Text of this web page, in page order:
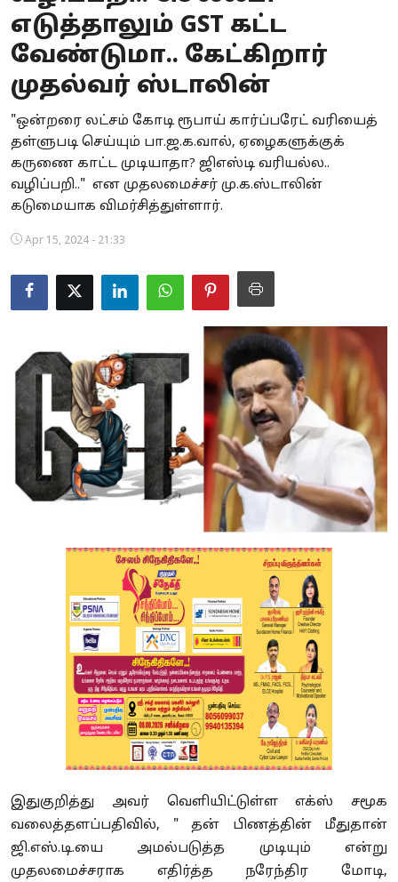
Business
Crime
National
World
Weather
எடுத்தாலும் GST கட்ட
வேண்டுமா.. கேட்கிறார்
முதல்வர் ஸ்டாலின்
"ஒன்றரை லட்சம் கோடி ரூபாய் கார்ப்பரேட் வரியைத்
தள்ளுபடி செய்யும் பா.ஜ.க.வால், ஏழைகளுக்குக்
கருணை காட்ட முடியாதா? ஜிஎஸ்டி வரியல்ல..
வழிப்பறி.." என முதலமைச்சர் மு.க.ஸ்டாலின்
கடுமையாக விமர்சித்துள்ளார்.
Apr 15, 2024 - 21:33
இதுகுறித்து அவர் வெளியிட்டுள்ள எக்ஸ் சமூக
வலைத்தளப்பதிவில், " தன் பிணத்தின் மீதுதான்
ஜி.எஸ்.டி.யை அமல்படுத்த முடியும் என்று
முதலமைச்சராக எதிர்த்த நரேந்திர மோடி,